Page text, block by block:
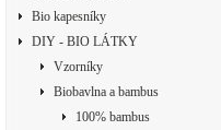
Bio kapesníky
DIY - BIO LÁTKY
Vzorníky
Biobavlna a bambus
100% bambus